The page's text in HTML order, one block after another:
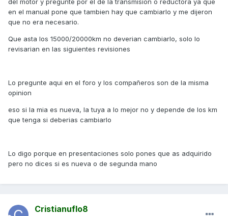
del motor y pregunte por el de la transmision o reductora ya que
en el manual pone que tambien hay que cambiarlo y me dijeron
que no era necesario.
Que asta los 15000/20000km no deverian cambiarlo, solo lo
revisarian en las siguientes revisiones
Lo pregunte aqui en el foro y los compañeros son de la misma
opinion
eso si la mia es nueva, la tuya a lo mejor no y depende de los km
que tenga si deberias cambiarlo
Lo digo porque en presentaciones solo pones que as adquirido
pero no dices si es nueva o de segunda mano
Cristianuflo8